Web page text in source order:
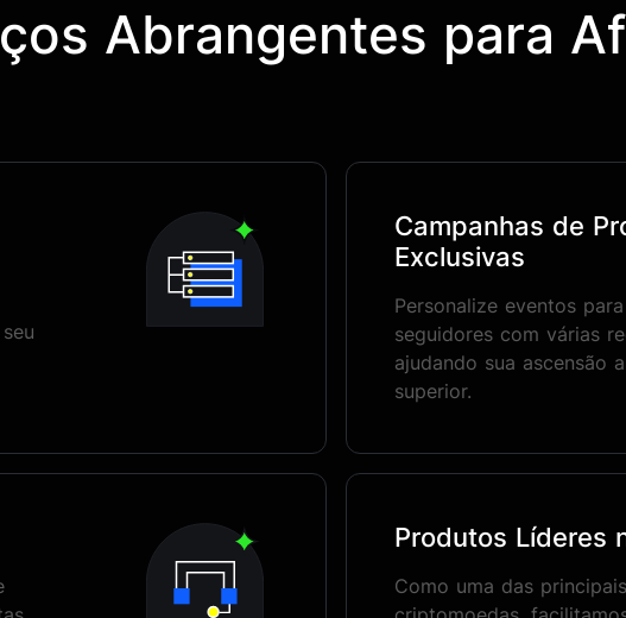
Abrangentes para
Campanhas de
Exclusivas
Personalize eventos
seguidores com várias
ajudando sua ascensão
superior.
Produtos Líderes
Como uma das